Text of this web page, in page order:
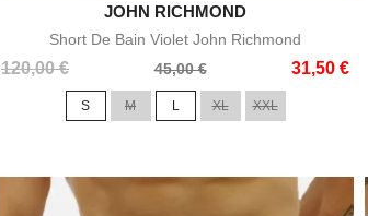
Aperçu rapide
JOHN RICHMOND
Short De Bain Violet John Richmond
120,00 €
Prix
45,00 € 31,50 €
Prix
S M L XL XXL